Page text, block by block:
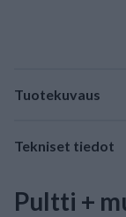
Tuotekuvaus
Tekniset tiedot
Pultti +